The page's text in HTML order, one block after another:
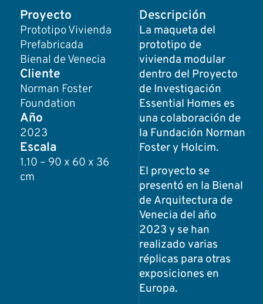
Proyecto
Prototipo Vivienda
Prefabricada
Bienal de Venecia
Cliente
Norman Foster
Foundation
Año
2023
Escala
1.10 – 90 x 60 x 36
cm
Descripción
La maqueta del
prototipo de
vivienda modular
dentro del Proyecto
de Investigación
Essential Homes es
una colaboración de
la Fundación Norman
Foster y Holcim.
El proyecto se
presentó en la Bienal
de Arquitectura de
Venecia del año
2023 y se han
realizado varias
réplicas para otras
exposiciones en
Europa.